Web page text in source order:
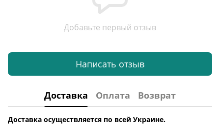
Добавьте первый отзыв
Написать отзыв
Доставка Оплата Возврат
Доставка осуществляется по всей Украине.